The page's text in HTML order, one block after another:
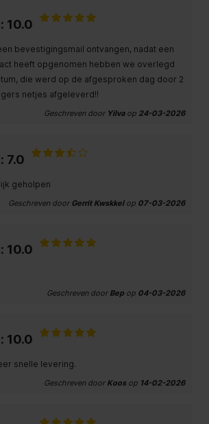
10.0
bevestigingsmail ontvangen, nadat een
heeft opgenomen hebben we overlegd
die werd op de afgesproken dag door 2
netjes afgeleverd!!
Geschreven door Yilvaop 24-03-2026
7.0
geholpen
Geschreven door Gerrit Kwskkelop 07-03-2026
10.0
Geschreven door Bep op 04-03-2026
10.0
snelle levering.
Geschreven door Koosop 14-02-2026